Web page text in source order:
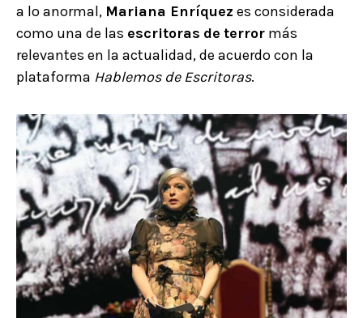
a lo anormal, Mariana Enríquez es considerada
como una de las escritoras de terror más
relevantes en la actualidad, de acuerdo con la
plataforma Hablemos de Escritoras.